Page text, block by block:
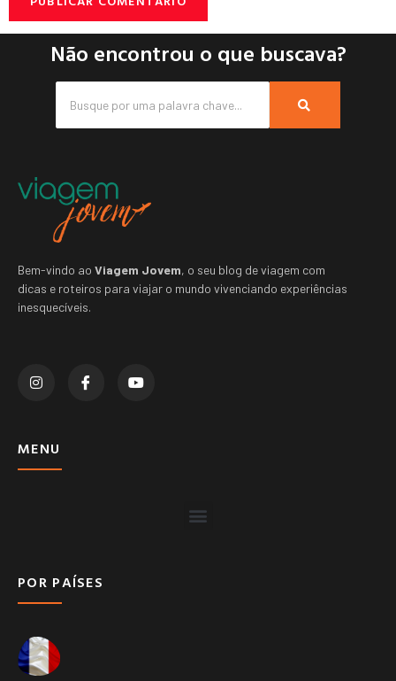
Não encontrou o que buscava?
Bem-vindo ao Viagem Jovem, o seu blog de viagem com
dicas e roteiros para viajar o mundo vivenciando experiências
inesquecíveis.
MENU
POR PAÍSES